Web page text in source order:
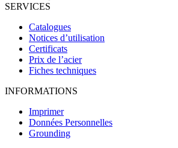
SERVICES
Catalogues
Notices d’utilisation
Certificats
Prix de l’acier
Fiches techniques
INFORMATIONS
Imprimer
Données Personnelles
Grounding